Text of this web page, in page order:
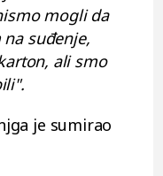
mogli da
suđenje,
ali smo
je sumirao